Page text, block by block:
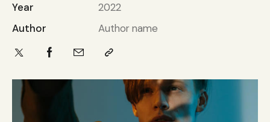
Year
2022
Author
Author name